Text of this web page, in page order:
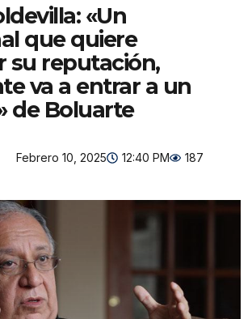
«Un
que quiere
su reputación,
va a entrar a un
de Boluarte
Febrero 10, 2025 12:40 PM 187